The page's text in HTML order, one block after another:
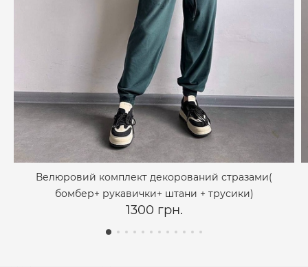
Велюровий комплект декорований стразами(
бомбер+ рукавички+ штани + трусики)
1300 грн.